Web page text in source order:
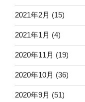
2021年2月 (15)
2021年1月 (4)
2020年11月 (19)
2020年10月 (36)
2020年9月 (51)